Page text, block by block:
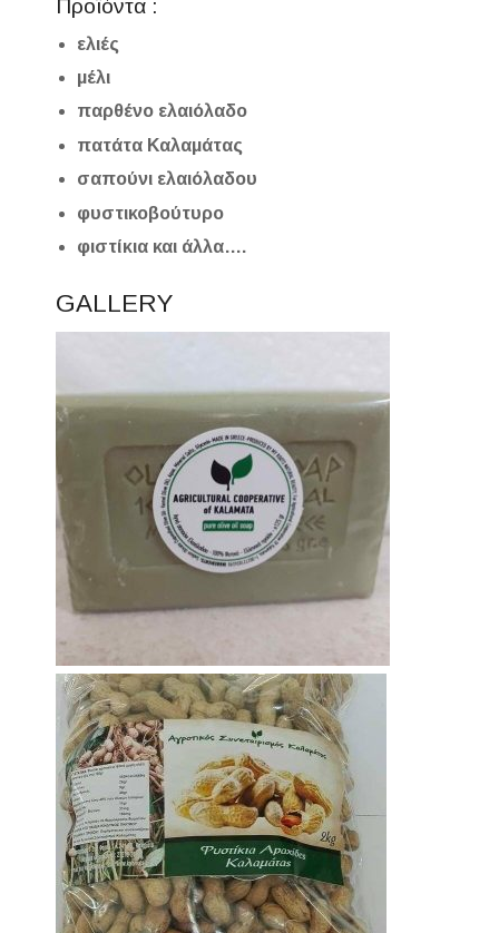
Προϊόντα :
ελιές
μέλι
παρθένο ελαιόλαδο
πατάτα Καλαμάτας
σαπούνι ελαιόλαδου
φυστικοβούτυρο
φιστίκια και άλλα….
GALLERY